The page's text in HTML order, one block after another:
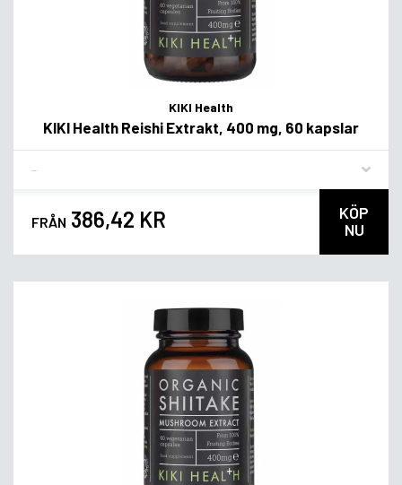
KIKI Health
KIKI Health Reishi Extrakt, 400 mg, 60 kapslar
FRÅN 386,42 KR
KÖP
NU